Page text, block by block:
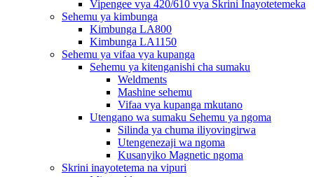
Vipengee vya 420/610 vya Skrini Inayotetemeka
Sehemu ya kimbunga
Kimbunga LA800
Kimbunga LA1150
Sehemu ya vifaa vya kupanga
Sehemu ya kitenganishi cha sumaku
Weldments
Mashine sehemu
Vifaa vya kupanga mkutano
Utengano wa sumaku Sehemu ya ngoma
Silinda ya chuma iliyovingirwa
Utengenezaji wa ngoma
Kusanyiko Magnetic ngoma
Skrini inayotetema na vipuri